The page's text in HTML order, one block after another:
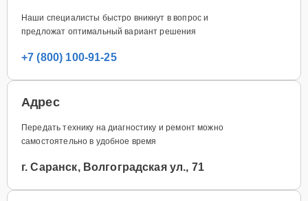
Наши специалисты быстро вникнут в вопрос и
предложат оптимальный вариант решения
+7 (800) 100-91-25
Адрес
Передать технику на диагностику и ремонт можно
самостоятельно в удобное время
г. Саранск, Волгоградская ул., 71